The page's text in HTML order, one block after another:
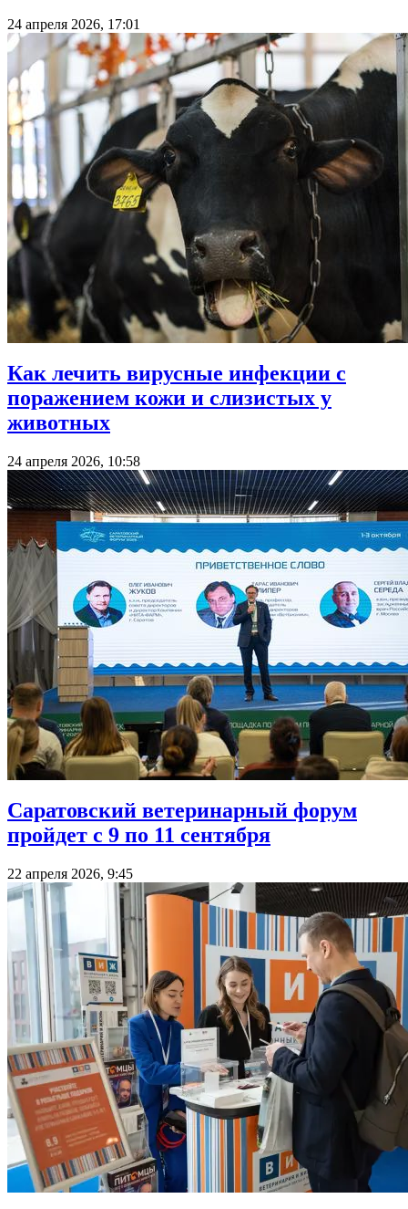
24 апреля 2026, 17:01
Как лечить вирусные инфекции с
поражением кожи и слизистых у
животных
24 апреля 2026, 10:58
Саратовский ветеринарный форум
пройдет с 9 по 11 сентября
22 апреля 2026, 9:45